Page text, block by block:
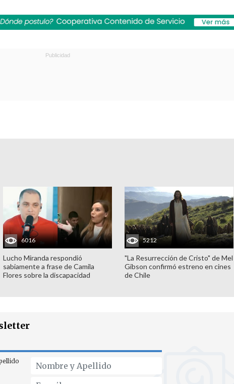
6016
Lucho Miranda respondió
sabiamente a frase de Camila
Flores sobre la discapacidad
5212
"La Resurrección de Cristo" de Mel
Gibson confirmó estreno en cines
de Chile